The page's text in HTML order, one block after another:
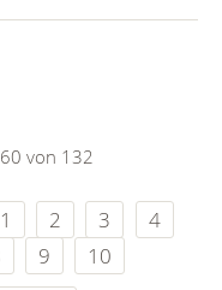
von 132
1 2 3
4
9
10